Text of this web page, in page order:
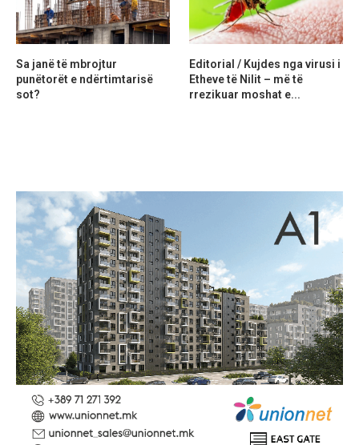
Sa janë të mbrojtur
punëtorët e ndërtimtarisë
sot?
Editorial / Kujdes nga virusi i
Etheve të Nilit – më të
rrezikuar moshat e...